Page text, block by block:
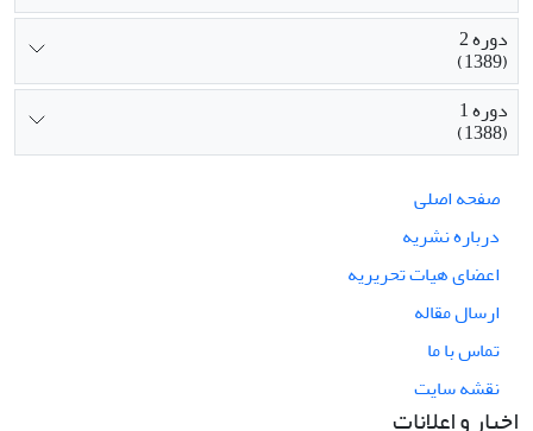
دوره 2
(1389)
دوره 1
(1388)
صفحه اصلی
درباره نشریه
اعضای هیات تحریریه
ارسال مقاله
تماس با ما
نقشه سایت
اخبار و اعلانات